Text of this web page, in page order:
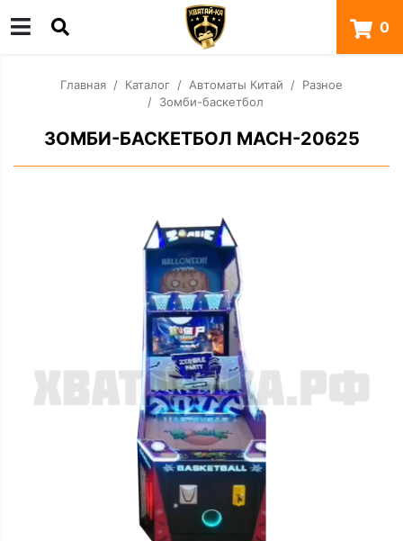
0
Главная Каталог Автоматы Китай
Разное
Зомби-баскетбол
ЗОМБИ-БАСКЕТБОЛ MACH-20625